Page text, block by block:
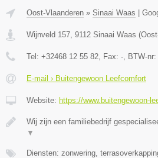
Oost-Vlaanderen » Sinaai Waas |
Wijnveld 157 9112 Sinaai Waas (
Tel: +32468 12 55 82 , Fax: - , BTW-nr:
E-mail › Buitengewoon Leefcomfort
Website: https://www.buitengewoon-
Wij zijn een familiebedrijf
▼
Diensten: zonwering,